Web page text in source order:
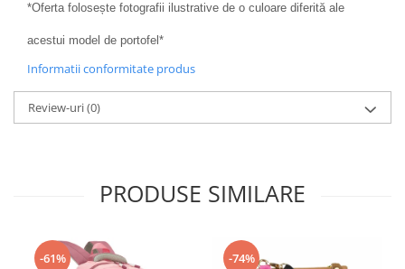
*Oferta folosește fotografii ilustrative de o culoare diferită ale
acestui model de portofel*
Informatii conformitate produs
Review-uri(0)
PRODUSE SIMILARE
-61% -74%